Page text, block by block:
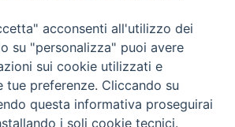
acconsenti all'utilizzo dei
su "personalizza" puoi avere
sui cookie utilizzati e
tue preferenze. Cliccando su
questa informativa proseguirai
i soli cookie tecnici.